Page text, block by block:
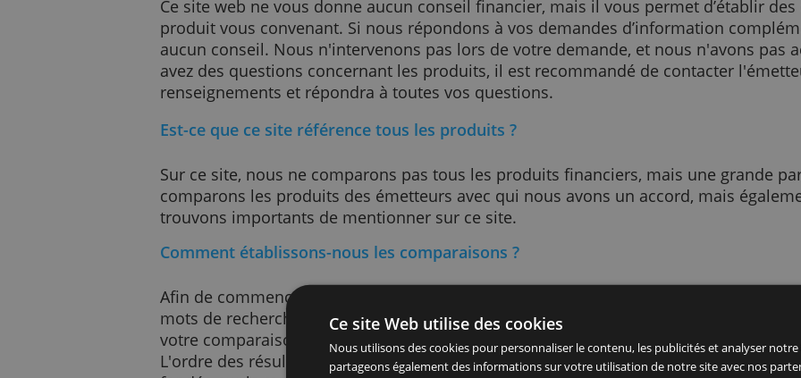
important de déterminer vos priorités concernant les produits
produits. Une fois votre choix fait, vous contactez l’émetteur du produit
Ce site web ne vous donne aucun conseil financier, mais il vous permet
produit vous convenant. Si nous répondons à vos demandes
aucun conseil. Nous n'intervenons pas lors de votre demande, et nous
renseignements et répondra à toutes vos questions.
Est-ce que ce site référence tous les produits ?
comparons les produits des émetteurs avec qui nous avons un accord,
trouvons importants de mentionner sur ce site.
Comment établissons-nous les comparaisons ?